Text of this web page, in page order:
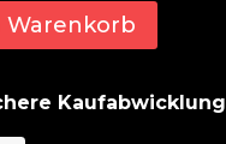
Warenkorb
Kaufabwicklung